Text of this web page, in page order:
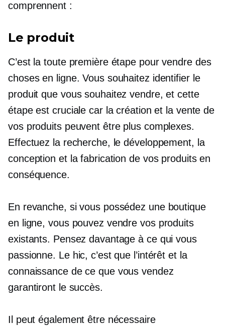
comprennent :
Le produit
C’est la toute première étape pour vendre des
choses en ligne. Vous souhaitez identifier le
produit que vous souhaitez vendre, et cette
étape est cruciale car la création et la vente de
vos produits peuvent être plus complexes.
Effectuez la recherche, le développement, la
conception et la fabrication de vos produits en
conséquence.
En revanche, si vous possédez une boutique
en ligne, vous pouvez vendre vos produits
existants. Pensez davantage à ce qui vous
passionne. Le hic, c’est que l’intérêt et la
connaissance de ce que vous vendez
garantiront le succès.
Il peut également être nécessaire